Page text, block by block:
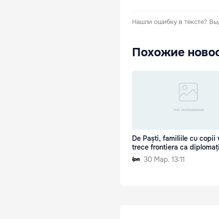
Нашли ошибку в тексте?
Похожие
De Paști, familiile cu copii
trece frontiera ca
30 Мар. 13:11